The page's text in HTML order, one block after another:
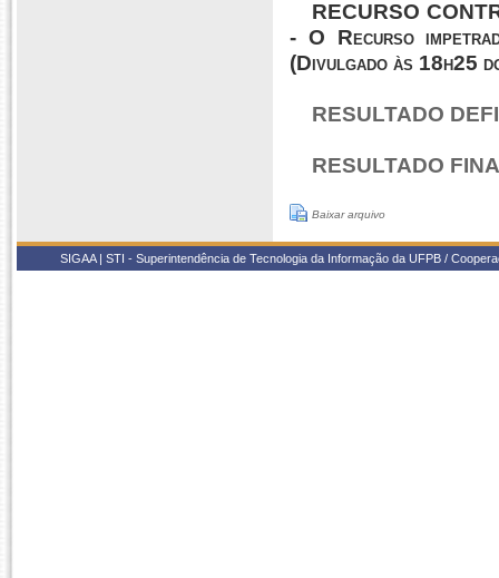
RECURSO
- O Recurso
(Divulgado às 18h25
RESULTADO
RESULTADO
Baixar arquivo
SIGAA | STI - Superintendência de Tecnologia da Informação da UFPB /